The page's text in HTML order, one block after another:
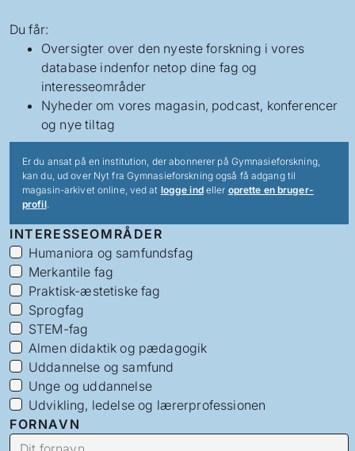
Du får:
Oversigter over den nyeste forskning i vores
database indenfor netop dine fag og
interesseområder
Nyheder om vores magasin, podcast, konferencer
og nye tiltag
Er du ansat på en institution, der abonnerer på Gymnasieforskning,
kan du, ud over Nyt fra Gymnasieforskning også få adgang til
magasin-arkivet online, ved at logge indeller oprette en bruger-
profil.
INTERESSEOMRÅDER
Humaniora og samfundsfag
Merkantile fag
Praktisk-æstetiske fag
Sprogfag
STEM-fag
Almen didaktik og pædagogik
Uddannelse og samfund
Unge og uddannelse
Udvikling, ledelse og lærerprofessionen
FORNAVN